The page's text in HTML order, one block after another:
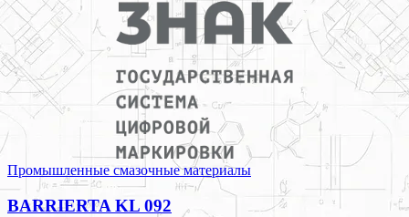
Промышленные смазочные материалы
BARRIERTA KL 092